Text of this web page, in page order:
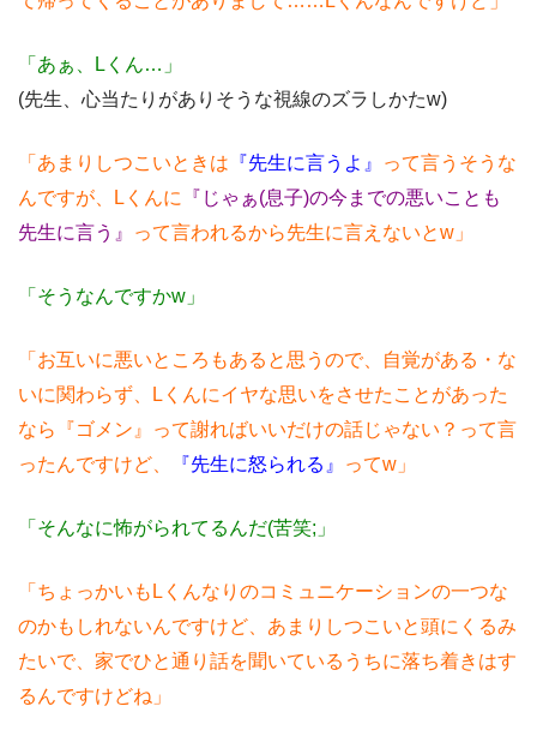
「あぁ、Lくん…」
(先生、心当たりがありそうな視線のズラしかたw)
「あまりしつこいときは 『先生に言うよ』
って言うそうな
んですが、Lくんに
『じゃぁ(息子)の今までの悪いことも
先生に言う』
って言われるから先生に言えないとw」
「そうなんですかw」
「お互いに悪いところもあると思うので、自覚がある・な
いに関わらず、Lくんにイヤな思いをさせたことがあった
なら『ゴメン』って謝ればいいだけの話じゃない？って言
ったんですけど、
『先生に怒られる』 ってw」
「そんなに怖がられてるんだ(苦笑;」
「ちょっかいもLくんなりのコミュニケーションの一つな
のかもしれないんですけど、あまりしつこいと頭にくるみ
たいで、家でひと通り話を聞いているうちに落ち着きはす
るんですけどね」